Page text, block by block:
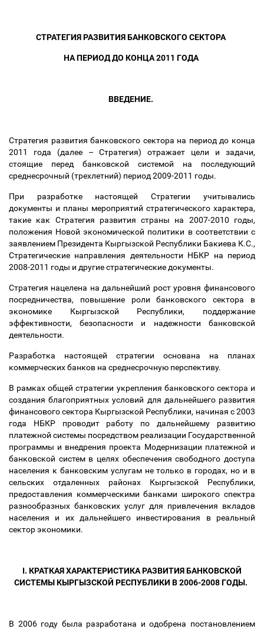
СТРАТЕГИЯ РАЗВИТИЯ БАНКОВСКОГО СЕКТОРА
НА ПЕРИОД ДО КОНЦА 2011 ГОДА
ВВЕДЕНИЕ.
Стратегия развития банковского сектора на период до конца
2011 года (далее – Стратегия) отражает цели и задачи,
стоящие перед банковской системой на последующий
среднесрочный (трехлетний) период 2009-2011 годы.
При разработке настоящей Стратегии учитывались
документы и планы мероприятий стратегического характера,
такие как Стратегия развития страны на 2007-2010 годы,
положения Новой экономической политики в соответствии с
заявлением Президента Кыргызской Республики Бакиева К.С.,
Стратегические направления деятельности НБКР на период
2008-2011 годы и другие стратегические документы.
Стратегия нацелена на дальнейший рост уровня финансового
посредничества, повышение роли банковского сектора в
экономике Кыргызской Республики, поддержание
эффективности, безопасности и надежности банковской
деятельности.
Разработка настоящей стратегии основана на планах
коммерческих банков на среднесрочную перспективу.
В рамках общей стратегии укрепления банковского сектора и
создания благоприятных условий для дальнейшего развития
финансового сектора Кыргызской Республики, начиная с 2003
года НБКР проводит работу по дальнейшему развитию
платежной системы посредством реализации Государственной
программы и внедрения проекта Модернизации платежной и
банковской систем в целях обеспечения свободного доступа
населения к банковским услугам не только в городах, но и в
сельских отдаленных районах Кыргызской Республики,
предоставления коммерческими банками широкого спектра
разнообразных банковских услуг для привлечения вкладов
населения и их дальнейшего инвестирования в реальный
сектор экономики.
I. КРАТКАЯ ХАРАКТЕРИСТИКА РАЗВИТИЯ БАНКОВСКОЙ
СИСТЕМЫ КЫРГЫЗСКОЙ РЕСПУБЛИКИ В 2006-2008 ГОДЫ.
В 2006 году была разработана и одобрена постановлением